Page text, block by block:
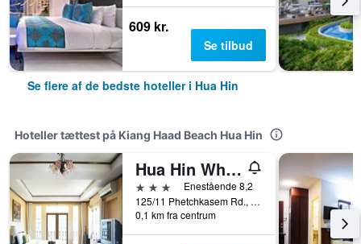
609 kr.
Se tilbud
Se flere af de bedste hoteller i Hua Hin
Hoteller tættest på Kiang Haad Beach Hua Hin
Hua Hin White Villa
3 stjernerEnestående 8,2
125/11 Phetchkasem Rd., Hua Hin, Thailand
0,1 km fra centrum